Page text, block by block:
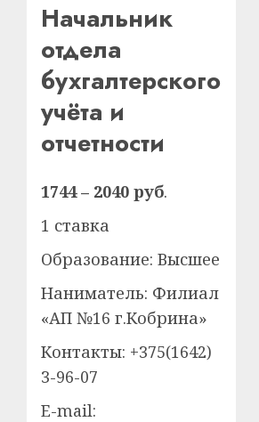
Начальник
отдела
бухгалтерского
учёта и
отчетности
1744 – 2040 руб.
1 ставка
Образование: Высшее
Наниматель: Филиал
«АП №16 г.Кобрина»
Контакты: +375(1642)
3-96-07
E-mail: